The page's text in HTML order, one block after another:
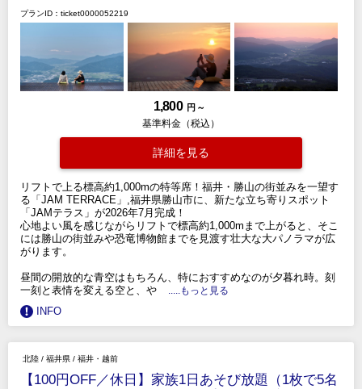
プランID：ticket0000052219
1,800 円 ～
基準料金（税込）
詳細を見る
リフトで上る標高約1,000mの特等席！福井・勝山の街並みを一望す
る「JAM TERRACE」,福井県勝山市に、新たな立ち寄りスポット
「JAMテラス」が2026年7月完成！
心地よい風を感じながらリフトで標高約1,000mまで上がると、そこ
には勝山の街並みや恐竜博物館までを見渡す壮大な大パノラマが広
がります。
昼間の開放的な青空はもちろん、特におすすめなのが夕暮れ時。刻
一刻と表情を変える空と、や
.....もっと見る
INFO
北陸 / 福井県 / 福井・越前
【100円OFF／休日】家族1日あそび放題（1枚で5名